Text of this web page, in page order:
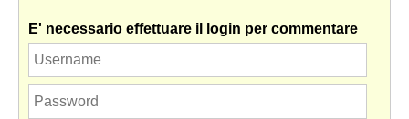
E' necessario effettuare il login per commentare